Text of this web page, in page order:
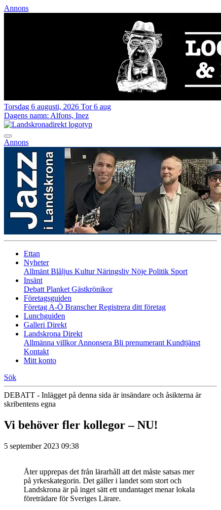
Annons
Torsdag 6 augusti, 2026 Tor 6 aug
Dagens namn: Alfons, Inez
Annons
Ettan
Nyheter
Allmänt Blåljus KulturNäringsliv Nöje Politik Sport
Insänt
Debatt Planket Gästkrönikor
Företagsguiden
Företag A-Ö BranscherRegistrera ditt företag
Lunchguiden
Galleri Direkt
Landskrona Direkt
Allmänna villkorAnnonsera Bli prenumerant Kundtjänst
Kontakt
Mitt konto
Sök
DEBATT - Inlägget på denna sida är insändare och åsikterna är
skribentens egna
Vi behöver fler kollegor – NU!
5 september 2023 09:38
Åter upprepas det från lärarhåll att det måste satsas mer
på yrkeskategorin. Det gäller i landet som stort och
Landskrona är på inget sätt ett undantaget menar lokala
företrädare för Sveriges Lärare.